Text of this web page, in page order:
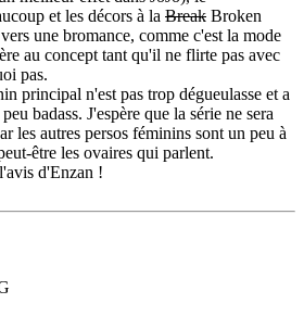
et les décors à la Break Broken
une bromance, comme c'est la mode
au concept tant qu'il ne flirte pas avec
pas.
principal n'est pas trop dégueulasse et a
badass. J'espère que la série ne sera
les autres persos féminins sont un peu à
être les ovaires qui parlent.
d'Enzan !